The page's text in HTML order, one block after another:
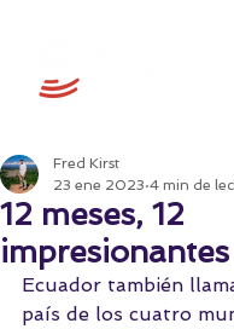
12 meses, 12
Fred Kirst
23 ene 2023 4 min de
Ecuador también
país de los cuatro